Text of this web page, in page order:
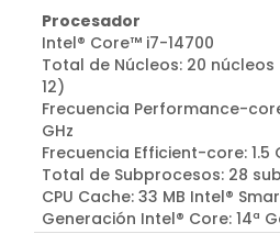
Procesador
Intel® Core™ i7-14700
Total de Núcleos: 20 núcleos
12)
Frecuencia Performance-
GHz
Frecuencia Efficient-core: 1.5
Total de Subprocesos: 28
CPU Cache: 33 MB Intel®
Generación Intel® Core: 14ª